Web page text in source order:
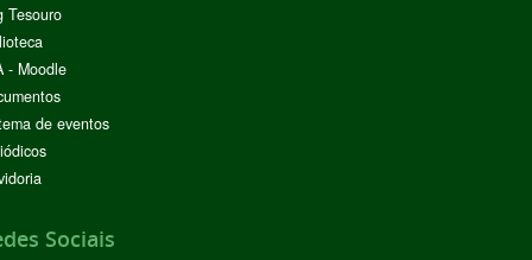
Tesouro
- Moodle
de eventos
Sociais